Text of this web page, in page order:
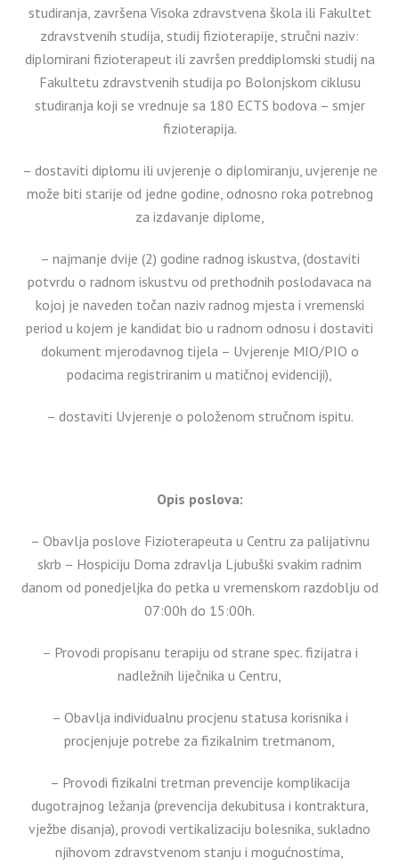
studiranja, završena Visoka zdravstvena škola ili Fakultet
zdravstvenih studija, studij fizioterapije, stručni naziv:
diplomirani fizioterapeut ili završen preddiplomski studij na
Fakultetu zdravstvenih studija po Bolonjskom ciklusu
studiranja koji se vrednuje sa 180 ECTS bodova – smjer
fizioterapija.
– dostaviti diplomu ili uvjerenje o diplomiranju, uvjerenje ne
može biti starije od jedne godine, odnosno roka potrebnog
za izdavanje diplome,
– najmanje dvije (2) godine radnog iskustva, (dostaviti
potvrdu o radnom iskustvu od prethodnih poslodavaca na
kojoj je naveden točan naziv radnog mjesta i vremenski
period u kojem je kandidat bio u radnom odnosu i dostaviti
dokument mjerodavnog tijela – Uvjerenje MIO/PIO o
podacima registriranim u matičnoj evidenciji),
– dostaviti Uvjerenje o položenom stručnom ispitu.
Opis poslova:
– Obavlja poslove Fizioterapeuta u Centru za palijativnu
skrb – Hospiciju Doma zdravlja Ljubuški svakim radnim
danom od ponedjeljka do petka u vremenskom razdoblju od
07:00h do 15:00h.
– Provodi propisanu terapiju od strane spec. fizijatra i
nadležnih liječnika u Centru,
– Obavlja individualnu procjenu statusa korisnika i
procjenjuje potrebe za fizikalnim tretmanom,
– Provodi fizikalni tretman prevencije komplikacija
dugotrajnog ležanja (prevencija dekubitusa i kontraktura,
vježbe disanja), provodi vertikalizaciju bolesnika, sukladno
njihovom zdravstvenom stanju i mogućnostima,